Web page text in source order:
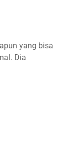
yang bisa
Dia